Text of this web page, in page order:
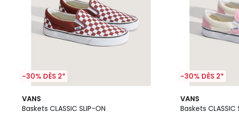
-30% DÈS 2*
VANS
Baskets CLASSIC SLIP-ON
5
/
2
Couleurs
-30% DÈS 2*
VANS
Baskets CLASSIC